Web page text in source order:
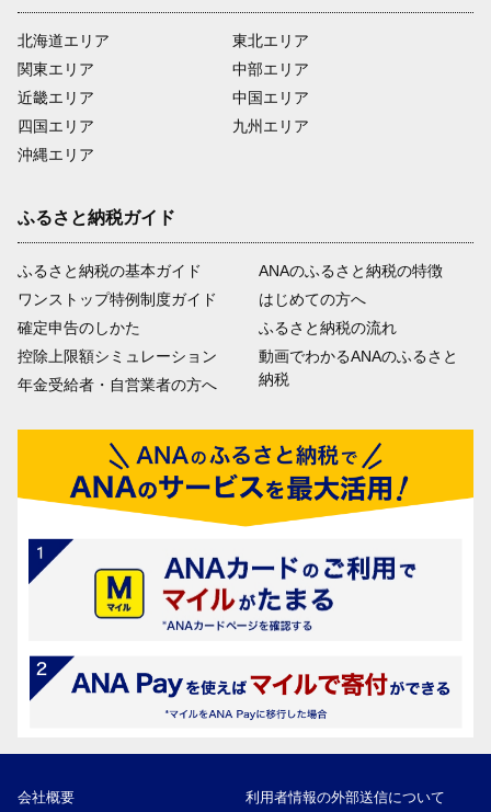
北海道エリア
関東エリア
近畿エリア
四国エリア
沖縄エリア
東北エリア
中部エリア
中国エリア
九州エリア
ふるさと納税ガイド
ふるさと納税の基本ガイド
ワンストップ特例制度ガイド
確定申告のしかた
控除上限額シミュレーション
年金受給者・自営業者の方へ
ANAのふるさと納税の特徴
はじめての方へ
ふるさと納税の流れ
動画でわかるANAのふるさと
納税
会社概要 利用者情報の外部送信について